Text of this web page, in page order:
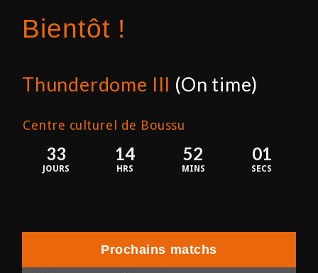
Bientôt !
Thunderdome III (On time)
Centre culturel de Boussu
33
JOURS
14
HRS
52
MINS
01
SECS
Prochains matchs